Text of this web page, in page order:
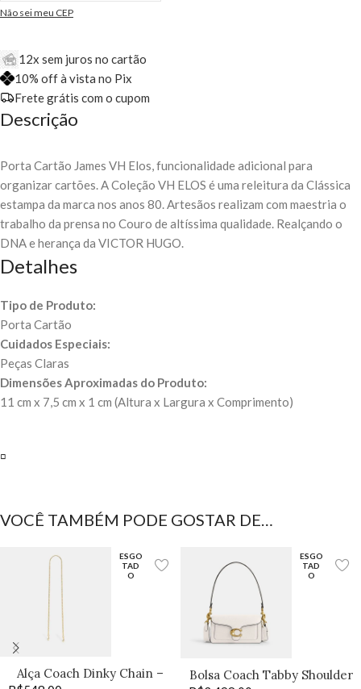
Não sei meu CEP
12x sem juros no cartão
10% off à vista no Pix
Frete grátis com o cupom
Descrição
Porta Cartão James VH Elos, funcionalidade adicional para
organizar cartões. A Coleção VH ELOS é uma releitura da Clássica
estampa da marca nos anos 80. Artesãos realizam com maestria o
trabalho da prensa no Couro de altíssima qualidade. Realçando o
DNA e herança da VICTOR HUGO.
Detalhes
Tipo de Produto:
Porta Cartão
Cuidados Especiais:
Peças Claras
Dimensões Aproximadas do Produto:
11 cm x 7,5 cm x 1 cm (Altura x Largura x Comprimento)
▫️
VOCÊ TAMBÉM PODE GOSTAR DE…
ESGO
TAD
O
Alça Coach Dinky Chain –
ESGO
TAD
O
Bolsa Coach Tabby Shoulder